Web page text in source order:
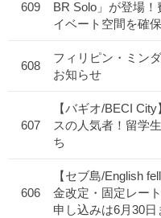
609
BR Solo」が登場
イベート空間を確
608
フィリピン・ミン
お知らせ
607
【バギオ/BECI
スの人気者！留学
ち
606
【セブ島/English
金改定・固定レー
申し込みは6月30日